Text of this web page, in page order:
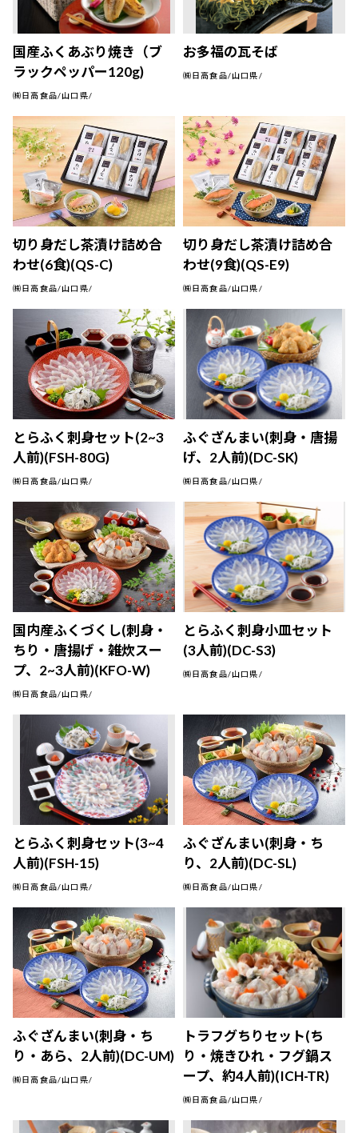
国産ふくあぶり焼き（ブ
ラックペッパー120g)
㈱日高食品/山口県/
お多福の瓦そば
㈱日高食品/山口県/
切り身だし茶漬け詰め合
わせ(6食)(QS-C)
㈱日高食品/山口県/
切り身だし茶漬け詰め合
わせ(9食)(QS-E9)
㈱日高食品/山口県/
とらふく刺身セット(2~3
人前)(FSH-80G)
㈱日高食品/山口県/
ふぐざんまい(刺身・唐揚
げ、2人前)(DC-SK)
㈱日高食品/山口県/
国内産ふくづくし(刺身・
ちり・唐揚げ・雑炊スー
プ、2~3人前)(KFO-W)
㈱日高食品/山口県/
とらふく刺身小皿セット
(3人前)(DC-S3)
㈱日高食品/山口県/
とらふく刺身セット(3~4
人前)(FSH-15)
㈱日高食品/山口県/
ふぐざんまい(刺身・ち
り、2人前)(DC-SL)
㈱日高食品/山口県/
ふぐざんまい(刺身・ち
り・あら、2人前)(DC-UM)
㈱日高食品/山口県/
トラフグちりセット(ち
り・焼きひれ・フグ鍋ス
ープ、約4人前)(ICH-TR)
㈱日高食品/山口県/